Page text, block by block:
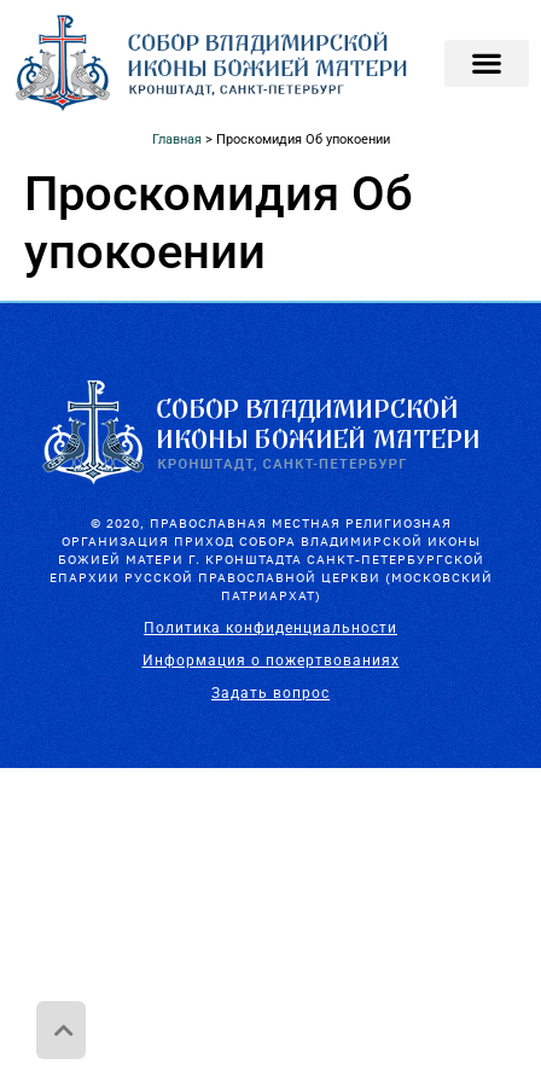
Главная> Проскомидия Об упокоении
Проскомидия Об
упокоении
© 2020, ПРАВОСЛАВНАЯ МЕСТНАЯ РЕЛИГИОЗНАЯ
ОРГАНИЗАЦИЯ ПРИХОД СОБОРА ВЛАДИМИРСКОЙ ИКОНЫ
БОЖИЕЙ МАТЕРИ Г. КРОНШТАДТА САНКТ-ПЕТЕРБУРГСКОЙ
ЕПАРХИИ РУССКОЙ ПРАВОСЛАВНОЙ ЦЕРКВИ (МОСКОВСКИЙ
ПАТРИАРХАТ)
Политика конфиденциальности
Информация о пожертвованиях
Задать вопрос